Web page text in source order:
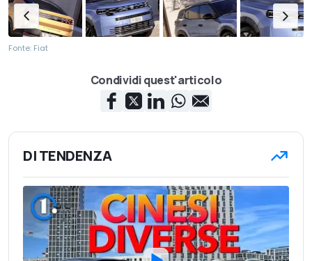
Fonte: Fiat
Condividi quest'articolo
DI TENDENZA